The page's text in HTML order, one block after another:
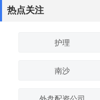
热点关注
护理
南沙